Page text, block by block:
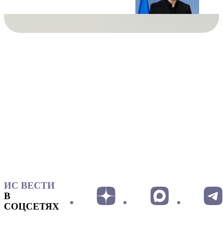
ИС ВЕСТИ
В
СОЦСЕТЯХ